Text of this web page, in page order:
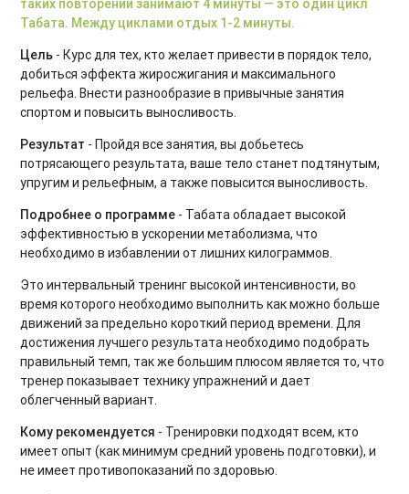
Body Balance для начинающих
Power Yoga для начинающих
Тренировки на ягодицы
Восстановительный микс
Тренировки при диастазе
Фитнес бокс. Продвинутый уровень
Тренировки Up Body
Интервальные кардиотренировки
Gentle Fitness
Основы пилатеса
Силовые тренировки при ограничениях
таких повторений занимают 4 минуты — это один цикл
Табата. Между циклами отдых 1-2 минуты.
Цель - Курс для тех, кто желает привести в порядок тело,
добиться эффекта жиросжигания и максимального
рельефа. Внести разнообразие в привычные занятия
спортом и повысить выносливость.
Результат - Пройдя все занятия, вы добьетесь
потрясающего результата, ваше тело станет подтянутым,
упругим и рельефным, а также повысится выносливость.
Подробнее о программе - Табата обладает высокой
эффективностью в ускорении метаболизма, что
необходимо в избавлении от лишних килограммов.
Это интервальный тренинг высокой интенсивности, во
время которого необходимо выполнить как можно больше
движений за предельно короткий период времени. Для
достижения лучшего результата необходимо подобрать
правильный темп, так же большим плюсом является то, что
тренер показывает технику упражнений и дает
облегченный вариант.
Кому рекомендуется - Тренировки подходят всем, кто
имеет опыт (как минимум средний уровень подготовки), и
не имеет противопоказаний по здоровью.